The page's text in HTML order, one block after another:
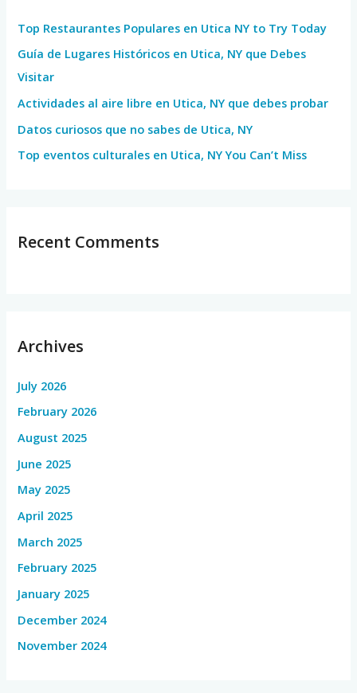
f
o
r
:
Top Restaurantes Populares en Utica NY to Try Today
Guía de Lugares Históricos en Utica, NY que Debes
Visitar
Actividades al aire libre en Utica, NY que debes probar
Datos curiosos que no sabes de Utica, NY
Top eventos culturales en Utica, NY You Can’t Miss
Recent Comments
Archives
July 2026
February 2026
August 2025
June 2025
May 2025
April 2025
March 2025
February 2025
January 2025
December 2024
November 2024